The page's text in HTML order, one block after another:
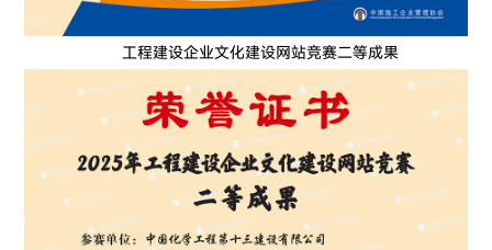
工程建设企业文化建设网站竞赛二等成果